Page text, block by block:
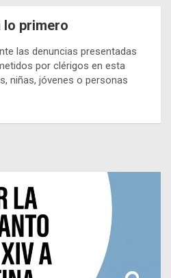
lo primero
las denuncias presentadas
por clérigos en esta
niñas, jóvenes o personas